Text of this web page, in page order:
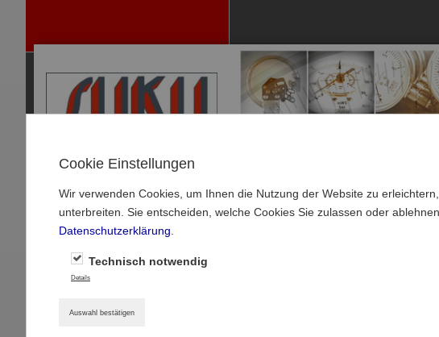
RODUKTE
MANOMETER-ZUBEHÖR
Cookie Einstellungen
Wir verwenden Cookies, um Ihnen die Nutzung der Website zu
unterbreiten. Sie entscheiden, welche Cookies Sie zulassen oder
Datenschutzerklärung
Technisch notwendig
Details
Auswahl bestätigen